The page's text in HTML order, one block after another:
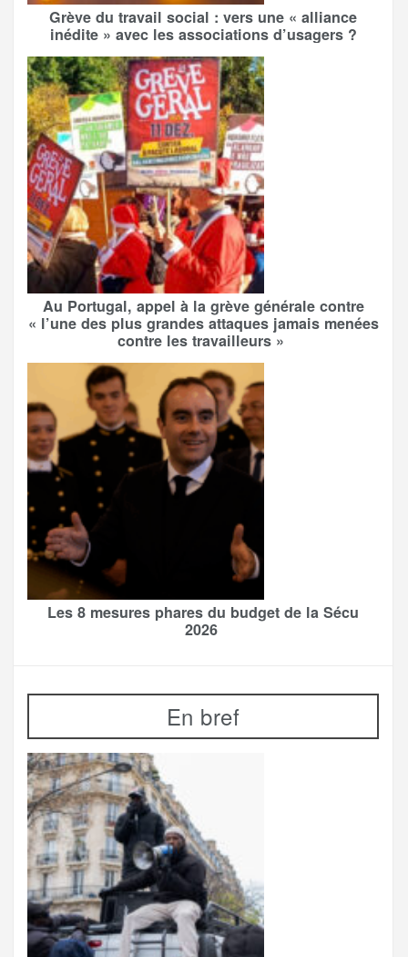
Grève du travail social : vers une « alliance
inédite » avec les associations d’usagers ?
Au Portugal, appel à la grève générale contre
« l’une des plus grandes attaques jamais menées
contre les travailleurs »
Les 8 mesures phares du budget de la Sécu
2026
En bref